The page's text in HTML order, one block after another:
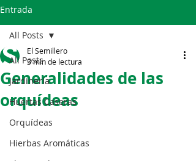
Entrada
All Posts
Jardinería
Huertas Caseras
Orquídeas
Hierbas Aromáticas
All Posts
Generalidades de las
orquídeas
El Semillero
3 min de lectura